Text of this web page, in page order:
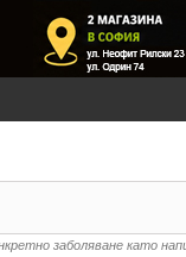
заболяване като